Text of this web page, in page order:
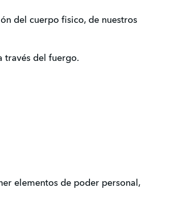
del cuerpo fisico, de nuestros
través del fuergo.
elementos de poder personal,